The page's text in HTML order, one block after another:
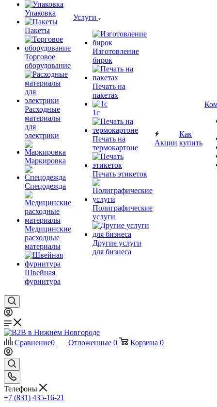
Упаковка
Пакеты
Торговое
оборудование
Расходные
материалы
для
электрики
Маркировка
Спецодежда
Медицинские
расходные
материалы
Швейная
фурнитура
Услуги
Изготовление
бирок
Печать на
пакетах
1c
Печать на
термокартоне
Печать этикеток
Полиграфические
услуги
Другие услуги
для бизнеса
Акции
Как
купить
Сравнение0 Отложенные 0 Корзина 0
Телефоны
+7 (831) 435-16-21